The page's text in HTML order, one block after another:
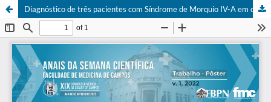
Diagnóstico de três pacientes com Síndrome de Morquio IV-A em centro de referência em genética no Norte Fluminense